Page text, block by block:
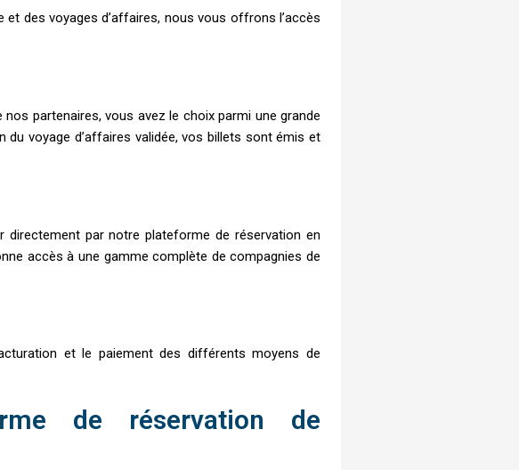
des voyages d’affaires, nous vous offrons l’accès
partenaires, vous avez le choix parmi une grande
du voyage d’affaires validée, vos billets sont émis et
par notre plateforme de réservation en
accès à une gamme complète de compagnies de
et le paiement des différents moyens de
de réservation de